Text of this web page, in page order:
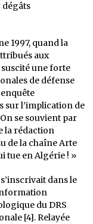
dégâts
1997, quand la
aux
suscité une forte
de défense
sur l’implication de
se souvient par
la rédaction
de la chaîne Arte
tue en Algérie ! »
dans le
du DRS
[4]. Relayée